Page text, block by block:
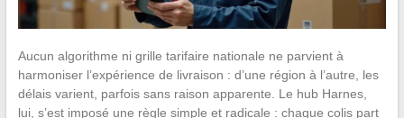
Aucun algorithme ni grille tarifaire nationale ne parvient à
harmoniser l’expérience de livraison : d’une région à l’autre, les
délais varient, parfois sans raison apparente. Le hub Harnes,
lui, s’est imposé une règle simple et radicale : chaque colis part